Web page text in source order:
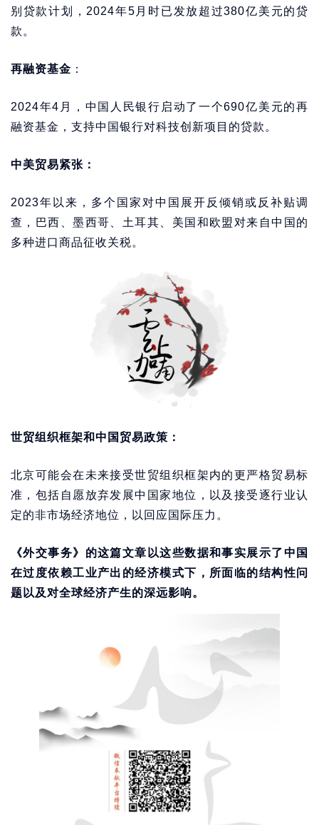
别贷款计划，2024年5月时已发放超过380亿美元的贷
款。
再融资基金 ：
2024年4月，中国人民银行启动了一个690亿美元的再
融资基金，支持中国银行对科技创新项目的贷款。
中美贸易紧张：
2023年以来，多个国家对中国展开反倾销或反补贴调
查，巴西、墨西哥、土耳其、美国和欧盟对来自中国的
多种进口商品征收关税。
世贸组织框架和中国贸易政策：
北京可能会在未来接受世贸组织框架内的更严格贸易标
准，包括自愿放弃发展中国家地位，以及接受逐行业认
定的非市场经济地位，以回应国际压力。
《外交事务》的这篇文章以这些数据和事实展示了中国
在过度依赖工业产出的经济模式下，所面临的结构性问
题以及对全球经济产生的深远影响。